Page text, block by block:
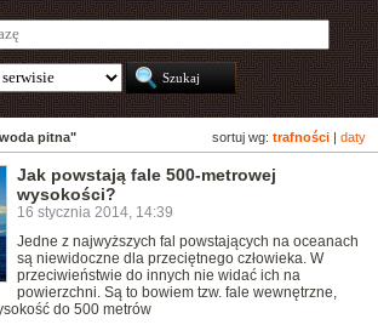
sortuj wg: trafności daty
pitna"
Jak powstają fale 500-metrowej
wysokości?
16 stycznia 2014, 14:39
Jedne z najwyższych fal powstających na oceanach
są niewidoczne dla przeciętnego człowieka. W
przeciwieństwie do innych nie widać ich na
powierzchni. Są to bowiem tzw. fale wewnętrzne,
do 500 metrów